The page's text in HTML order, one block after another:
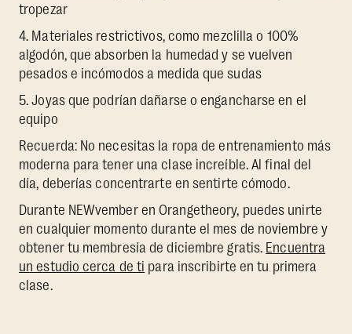
tropezar
4. Materiales restrictivos, como mezclilla o 100%
algodón, que absorben la humedad y se vuelven
pesados e incómodos a medida que sudas
5. Joyas que podrían dañarse o engancharse en el
equipo
Recuerda: No necesitas la ropa de entrenamiento más
moderna para tener una clase increíble. Al final del
día, deberías concentrarte en sentirte cómodo.
Durante NEWvember en Orangetheory, puedes unirte
en cualquier momento durante el mes de noviembre y
obtener tu membresía de diciembre gratis. Encuentra
un estudio cerca de ti para inscribirte en tu primera
clase.